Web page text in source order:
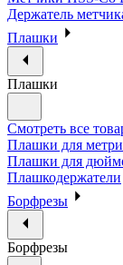
Держатель
Плашки
Плашки
Смотреть все
Плашки для
Плашки для
Плашкодержатели
Борфрезы
Борфрезы